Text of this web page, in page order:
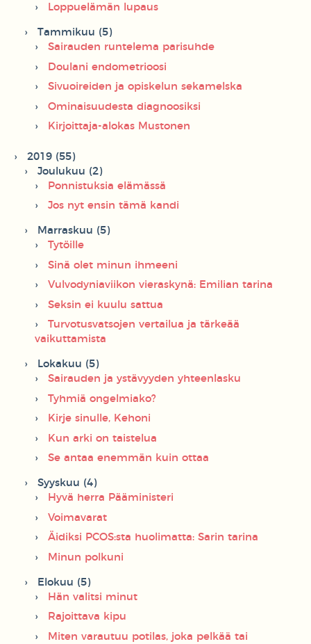
Loppuelämän lupaus
Tammikuu (5)
Sairauden runtelema parisuhde
Doulani endometrioosi
Sivuoireiden ja opiskelun sekamelska
Ominaisuudesta diagnoosiksi
Kirjoittaja-alokas Mustonen
2019 (55)
Joulukuu (2)
Ponnistuksia elämässä
Jos nyt ensin tämä kandi
Marraskuu (5)
Tytöille
Sinä olet minun ihmeeni
Vulvodyniaviikon vieraskynä: Emilian tarina
Seksin ei kuulu sattua
Turvotusvatsojen vertailua ja tärkeää
vaikuttamista
Lokakuu (5)
Sairauden ja ystävyyden yhteenlasku
Tyhmiä ongelmiako?
Kirje sinulle, Kehoni
Kun arki on taistelua
Se antaa enemmän kuin ottaa
Syyskuu (4)
Hyvä herra Pääministeri
Voimavarat
Äidiksi PCOS:sta huolimatta: Sarin tarina
Minun polkuni
Elokuu (5)
Hän valitsi minut
Rajoittava kipu
Miten varautuu potilas, joka pelkää tai